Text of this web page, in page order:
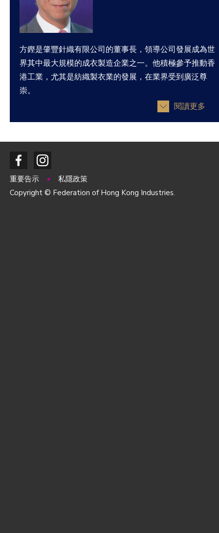
方鏗是肇豐針織有限公司的董事長，領導公司發展成為世
界其中最大規模的成衣製造企業之一。他積極參予推動香
港工業，尤其是紡織製衣業的發展，在業界受到廣泛尊
崇。
閱讀更多
重要告示
私隱政策
Copyright © Federation of Hong Kong Industries.